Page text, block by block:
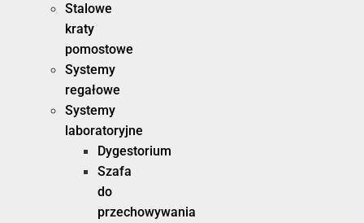
Stalowe
kraty
pomostowe
Systemy
regałowe
Systemy
laboratoryjne
Dygestorium
Szafa
do
przechowywania